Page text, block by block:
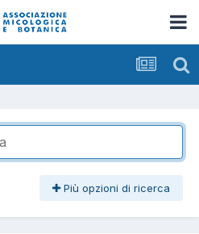
Più opzioni di ricerca